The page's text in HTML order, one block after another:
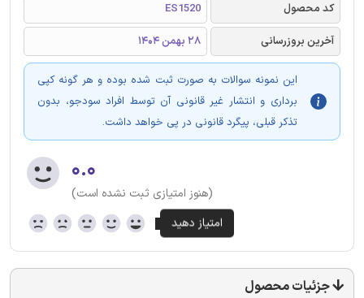
کد محصول
ES1520
آخرین بروزرسانی
28 بهمن 1404
این نمونه سوالات به صورت ثبت شده بوده و هر گونه کپی
برداری و انتشار غیر قانونی آن توسط افراد سودجو، بدون
تذکر قبلی، پیگرد قانونی در پی خواهد داشت.
۰.۰
(هنوز امتیازی ثبت نشده است)
جزئیات محصول